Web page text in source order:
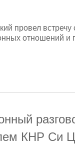
провел
отношений
КНР Си